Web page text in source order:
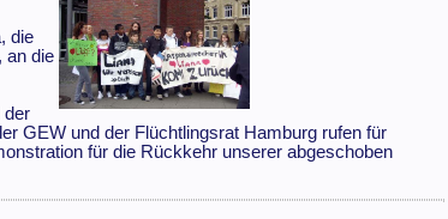
die
an die
der
GEW und der Flüchtlingsrat Hamburg rufen für
für die Rückkehr unserer abgeschoben